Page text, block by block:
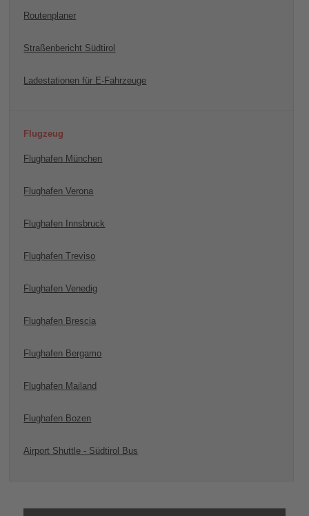
Routenplaner
Straßenbericht Südtirol
Ladestationen für E-Fahrzeuge
Flugzeug
Flughafen München
Flughafen Verona
Flughafen Innsbruck
Flughafen Treviso
Flughafen Venedig
Flughafen Brescia
Flughafen Bergamo
Flughafen Mailand
Flughafen Bozen
Airport Shuttle - Südtirol Bus